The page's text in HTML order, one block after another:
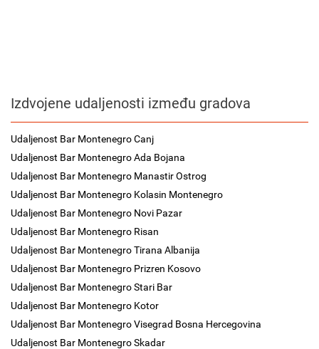
Izdvojene udaljenosti između gradova
Udaljenost Bar Montenegro Canj
Udaljenost Bar Montenegro Ada Bojana
Udaljenost Bar Montenegro Manastir Ostrog
Udaljenost Bar Montenegro Kolasin Montenegro
Udaljenost Bar Montenegro Novi Pazar
Udaljenost Bar Montenegro Risan
Udaljenost Bar Montenegro Tirana Albanija
Udaljenost Bar Montenegro Prizren Kosovo
Udaljenost Bar Montenegro Stari Bar
Udaljenost Bar Montenegro Kotor
Udaljenost Bar Montenegro Visegrad Bosna Hercegovina
Udaljenost Bar Montenegro Skadar